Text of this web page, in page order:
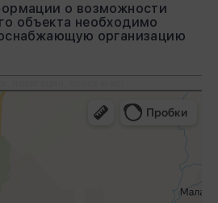
о возможности
объекта необходимо
организацию